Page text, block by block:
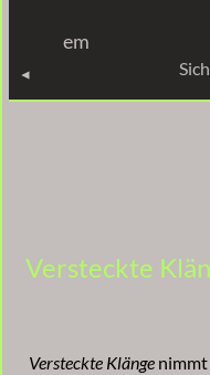
em
Versteckte
Versteckte Klänge nimmt